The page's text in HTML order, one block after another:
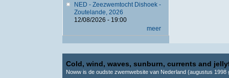
NED - Zeezwemtocht Dishoek -
Zoutelande, 2026
12/08/2026 - 19:00
meer
Cold, wind, waves, sunburn, currents and
Noww is de oudste zwemwebsite van Nederland (augustus 1998